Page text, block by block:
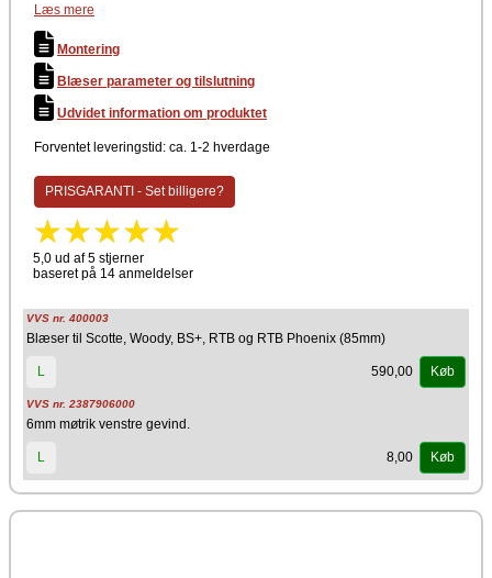
Blæseren er en skyggepols blæser og bruger ikke kondensator, da
Tilslutning
Blæseren tilsluttes på klemrækken på motorprintet med 2 ledninger
(Kan ikke vende forkert)
Scotte/Woody 10 kW:
Lav (10 % drift) = 19
Midt (50 % drift) = 27
Scotte/Woody 16 kW:
Lav (10 % drift) = 19
Skal tilpasses og justeres til forholdene når den skiftes!
Læs mere
Montering
Blæser parameter og tilslutning
Udvidet information om produktet
Forventet leveringstid: ca. 1-2 hverdage
PRISGARANTI - Set billigere?
5,0 ud af 5 stjerner
baseret på 14 anmeldelser
VVS nr. 400003
Blæser til Scotte, Woody, BS+, RTB og RTB Phoenix (85mm)
L 590,00 Køb
VVS nr. 2387906000
6mm møtrik venstre gevind.
L 8,00 Køb